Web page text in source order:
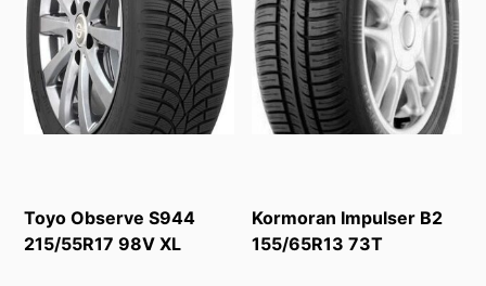
Toyo Observe S944
215/55R17 98V XL
Kormoran Impulser B2
155/65R13 73T